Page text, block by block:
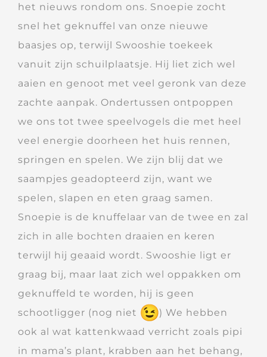
het nieuws rondom ons. Snoepie zocht
snel het geknuffel van onze nieuwe
baasjes op, terwijl Swooshie toekeek
vanuit zijn schuilplaatsje. Hij liet zich wel
aaien en genoot met veel geronk van deze
zachte aanpak. Ondertussen ontpoppen
we ons tot twee speelvogels die met heel
veel energie doorheen het huis rennen,
springen en spelen. We zijn blij dat we
saampjes geadopteerd zijn, want we
spelen, slapen en eten graag samen.
Snoepie is de knuffelaar van de twee en zal
zich in alle bochten draaien en keren
terwijl hij geaaid wordt. Swooshie ligt er
graag bij, maar laat zich wel oppakken om
geknuffeld te worden, hij is geen
schootligger (nog niet
) We hebben
ook al wat kattenkwaad verricht zoals pipi
in mama’s plant, krabben aan het behang,